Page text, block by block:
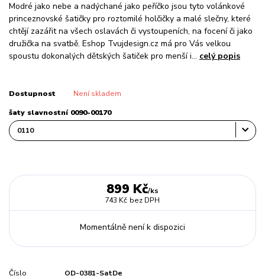
Modré jako nebe a nadýchané jako peříčko jsou tyto volánkové
princeznovské šatičky pro roztomilé holčičky a malé slečny, které
chtějí zazářit na všech oslavách či vystoupeních, na focení či jako
družička na svatbě. Eshop Tvujdesign.cz má pro Vás velkou
spoustu dokonalých dětských šatiček pro menší i... celý popis
Dostupnost Není skladem
šaty slavnostní 0090-00170
899 Kč/ks
743 Kč bez DPH
Momentálně není k dispozici
Číslo
OD-0381-SatDe